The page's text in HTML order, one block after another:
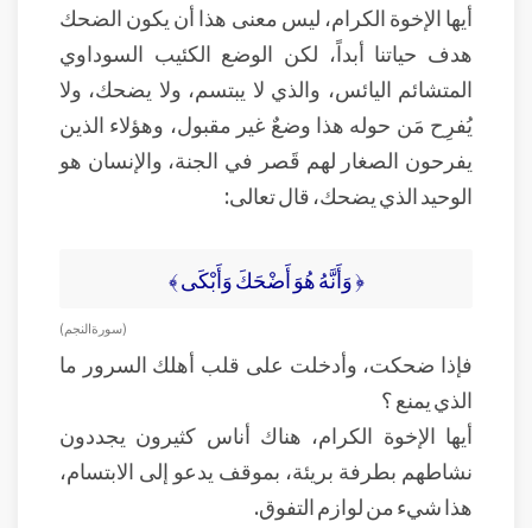
أيها الإخوة الكرام، ليس معنى هذا أن يكون الضحك
هدف حياتنا أبداً، لكن الوضع الكئيب السوداوي
المتشائم اليائس، والذي لا يبتسم، ولا يضحك، ولا
يُفرِح مَن حوله هذا وضعٌ غير مقبول، وهؤلاء الذين
يفرحون الصغار لهم قَصر في الجنة، والإنسان هو
الوحيد الذي يضحك، قال تعالى:
﴿ وَأَنَّهُ هُوَ أَضْحَكَ وَأَبْكَى ﴾
( سورة النجم )
فإذا ضحكت، وأدخلت على قلب أهلك السرور ما
الذي يمنع ؟
أيها الإخوة الكرام، هناك أناس كثيرون يجددون
نشاطهم بطرفة بريئة، بموقف يدعو إلى الابتسام،
هذا شيء من لوازم التفوق.